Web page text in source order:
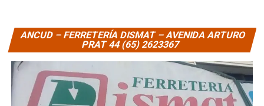
ANCUD – FERRETERÍA DISMAT – AVENIDA ARTURO
PRAT 44 (65) 2623367